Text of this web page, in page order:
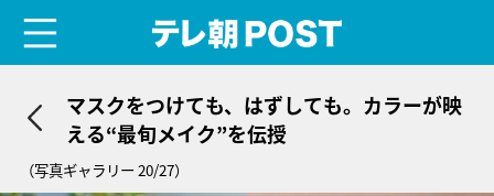
マスクをつけても、はずしても。カラーが映
える“最旬メイク”を伝授
（写真ギャラリー 20/27）